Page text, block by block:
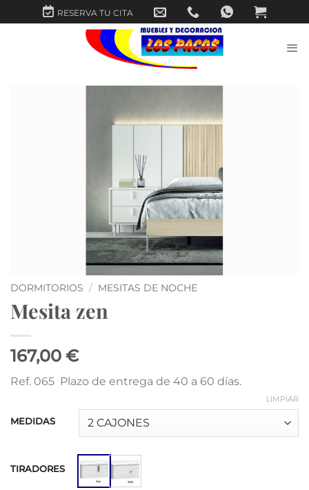
al
RESERVA TU CITA
DORMITORIOS / MESITAS DE NOCHE
Mesita zen
167,00 €
Ref. 065 Plazo de entrega de 40 a 60 días.
MEDIDAS
TIRADORES
LIMPIAR